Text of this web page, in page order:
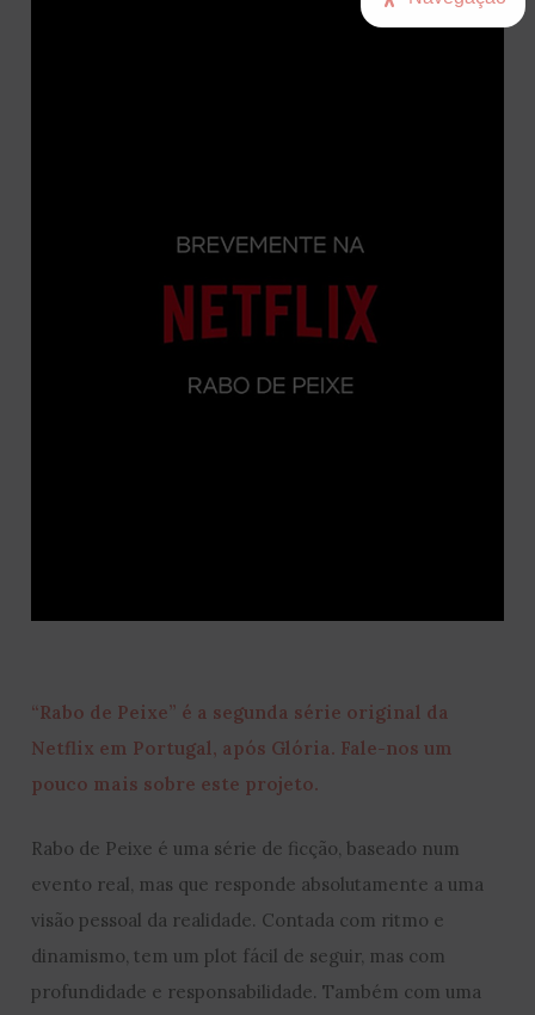
“Rabo de Peixe” é a segunda série original da
Netflix em Portugal, após Glória. Fale-nos um
pouco mais sobre este projeto.
Rabo de Peixe é uma série de ficção, baseado num
evento real, mas que responde absolutamente a uma
visão pessoal da realidade. Contada com ritmo e
dinamismo, tem um plot fácil de seguir, mas com
profundidade e responsabilidade. Também com uma